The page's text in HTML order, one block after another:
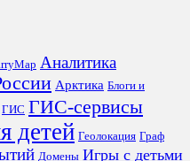
Аналитика
Арктика Блоги и
ГИС ГИС-сервисы
детей Геолокация Граф
Домены Игры с детьми